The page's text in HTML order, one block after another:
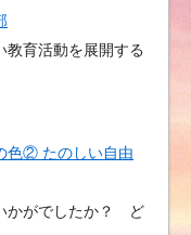
教育活動を展開する
色② たのしい自由
かがでしたか？ ど